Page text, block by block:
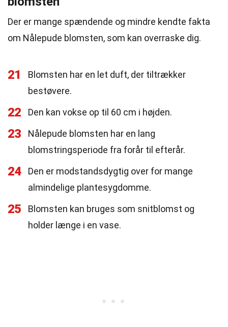
Der er mange spændende og mindre kendte fakta
om Nålepude blomsten, som kan overraske dig.
21
Blomsten har en let duft, der tiltrækker
bestøvere.
22 Den kan vokse op til 60 cm i højden.
23
Nålepude blomsten har en lang
blomstringsperiode fra forår til efterår.
24
Den er modstandsdygtig over for mange
almindelige plantesygdomme.
25
Blomsten kan bruges som snitblomst og
holder længe i en vase.